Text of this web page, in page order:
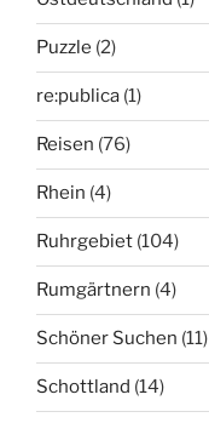
Puzzle (2)
re:publica (1)
Reisen (76)
Rhein (4)
Ruhrgebiet (104)
Rumgärtnern (4)
Schöner Suchen (11)
Schottland (14)